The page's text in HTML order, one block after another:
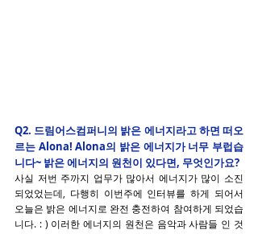
Q2. 드림어스컴퍼니의 밝은 에너지라고 하면 떠오
르는 Alona! Alona의 밝은 에너지가 너무 부럽습
니다~ 밝은 에너지의 원천이 있다면, 무엇인가요?
사실 저번 주까지 업무가 많아서 에너지가 많이 소진
되었었는데, 다행히 이번주에 인터뷰를 하게 되어서
오늘은 밝은 에너지로 완전 충전하여 참여하게 되었습
니다. : ) 이러한 에너지의 원천은 음악과 사람들 인 것